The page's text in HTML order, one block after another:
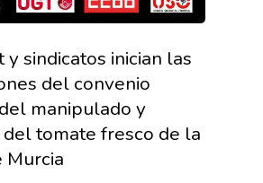
sindicatos inician las
del convenio
manipulado y
tomate fresco de la
Murcia